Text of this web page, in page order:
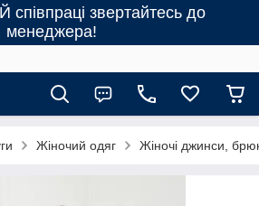
звертайтесь до
менеджера!
Жіночий одяг Жіночі джинси,